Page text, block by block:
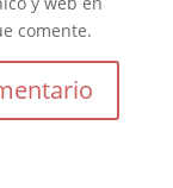
comente.